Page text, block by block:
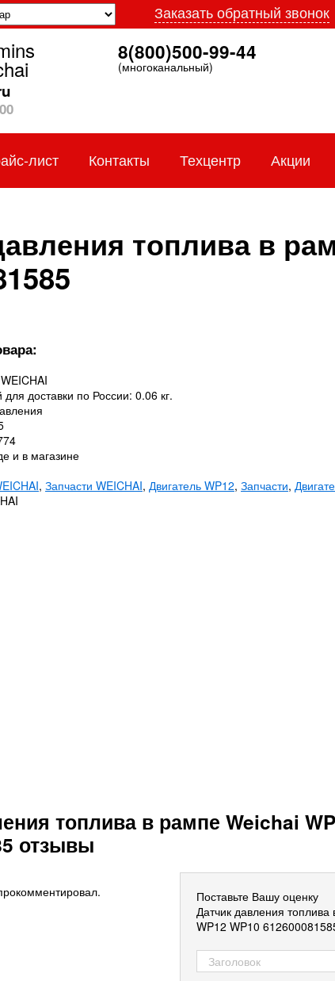
Заказать обратный звонок
8(800)500-99-44
(многоканальный)
лист Контакты Техцентр Акции
топлива в
для доставки по России: 0.06 кг.
и в магазине
, Запчасти WEICHAI, Двигатель WP12, Запчасти,
топлива в рампе Weichai
отзывы
Поставьте Вашу оценку
Датчик давления
WP12 WP10